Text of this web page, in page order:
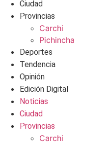
Ciudad
Provincias
Carchi
Pichincha
Deportes
Tendencia
Opinión
Edición Digital
Noticias
Ciudad
Provincias
Carchi